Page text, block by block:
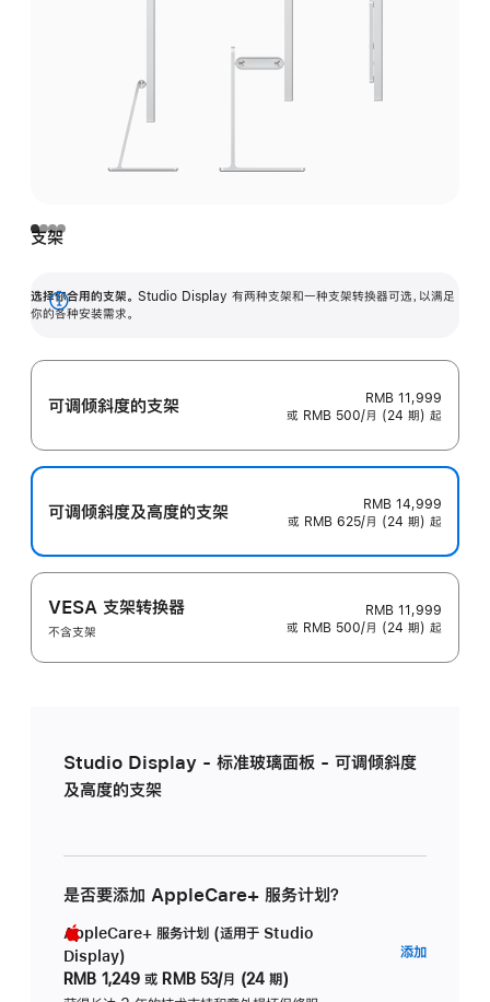
支架
选择你合用的支架。 Studio Display 有两种支架和一种支架转换器可选，以满足
你的各种安装需求。
展
可调倾斜度的支架
RMB 11,999
或 RMB 500/月 (24 期) 起
可调倾斜度及高‍度的支‍架
RMB 14,999
或 RMB 625/月 (24 期) 起
VESA 支架转换器
不含支架
RMB 11,999
或 RMB 500/月 (24 期) 起
Studio Display - 标准玻璃面板 - 可调倾斜度
及高度的支架
是否要添加 AppleCare+ 服务计划？
AppleCare+ 服务计划 (适用于 Studio
Display)
RMB 1,249 或 RMB 53/月 (24 期)
添加